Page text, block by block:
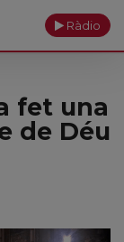
Ràdio
fet una
de Déu